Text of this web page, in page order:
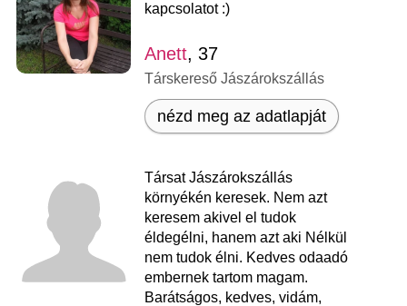
kapcsolatot :)
Anett, 37
Társkereső Jászárokszállás
nézd meg az adatlapját
Társat Jászárokszállás
környékén keresek. Nem azt
keresem akivel el tudok
éldegélni, hanem azt aki Nélkül
nem tudok élni. Kedves odaadó
embernek tartom magam.
Barátságos, kedves, vidám,